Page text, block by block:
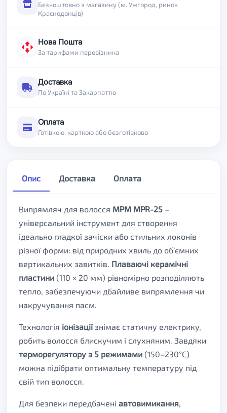
Безкоштовно з магазину (м. Ужгород, ринок
Краснодонців)
Нова Пошта
За тарифами перевізника
Доставка
По Україні та Закарпаттю
Оплата
Готівкою, карткою або безготівково
Опис Доставка Оплата
Випрямляч для волосся MPM MPR-25 –
універсальний інструмент для створення
ідеально гладкої зачіски або стильних локонів
різної форми: від природних хвиль до об’ємних
вертикальних завитків. Плаваючі керамічні
пластини (110 × 20 мм) рівномірно розподіляють
тепло, забезпечуючи дбайливе випрямлення чи
накручування пасм.
Технологія іонізаціїзнімає статичну електрику,
робить волосся блискучим і слухняним. Завдяки
терморегулятору з 5 режимами (150–230°C)
можна підібрати оптимальну температуру під
свій тип волосся.
Для безпеки передбачені автовимикання,